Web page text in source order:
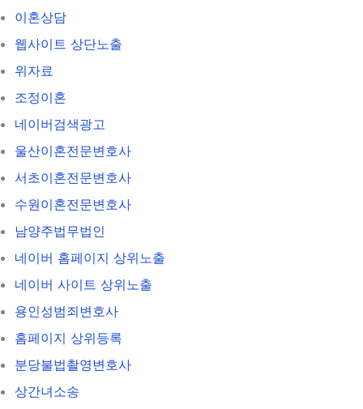
이혼상담
웹사이트 상단노출
위자료
조정이혼
네이버검색광고
울산이혼전문변호사
서초이혼전문변호사
수원이혼전문변호사
남양주법무법인
네이버 홈페이지 상위노출
네이버 사이트 상위노출
용인성범죄변호사
홈페이지 상위등록
분당불법촬영변호사
상간녀소송